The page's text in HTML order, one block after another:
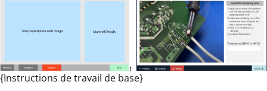
{Instructions de travail de base}